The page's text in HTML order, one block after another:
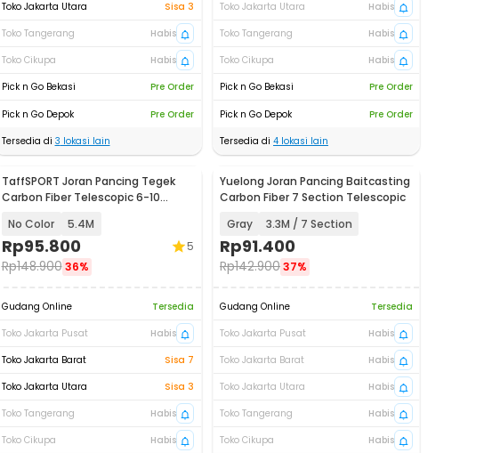
Toko Jakarta Utara
Sisa 3
Toko Tangerang
Habis
Toko Cikupa
Habis
Pick n Go Bekasi
Pre Order
Pick n Go Depok
Pre Order
Tersedia di 3 lokasi lain
Toko Jakarta Utara
Habis
Toko Tangerang
Habis
Toko Cikupa
Habis
Pick n Go Bekasi
Pre Order
Pick n Go Depok
Pre Order
Tersedia di 4 lokasi lain
TaffSPORT Joran Pancing Tegek
Carbon Fiber Telescopic 6-10
No Color 5.4M
Rp95.800
Rp148.900 36%
5
Gudang Online
Tersedia
Toko Jakarta Pusat
Habis
Toko Jakarta Barat
Sisa 7
Toko Jakarta Utara
Sisa 3
Toko Tangerang
Habis
Toko Cikupa
Habis
Yuelong Joran Pancing Baitcasting
Carbon Fiber 7 Section Telescopic
Gray
3.3M / 7 Section
Rp91.400
Rp142.90037%
Gudang Online
Tersedia
Toko Jakarta Pusat
Habis
Toko Jakarta Barat
Habis
Toko Jakarta Utara
Habis
Toko Tangerang
Habis
Toko Cikupa
Habis